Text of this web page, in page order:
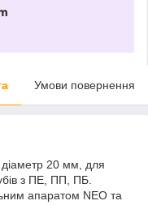
Умови повернення
діаметр 20 мм, для
з ПЕ, ПП, ПБ.
апаратом NEO та